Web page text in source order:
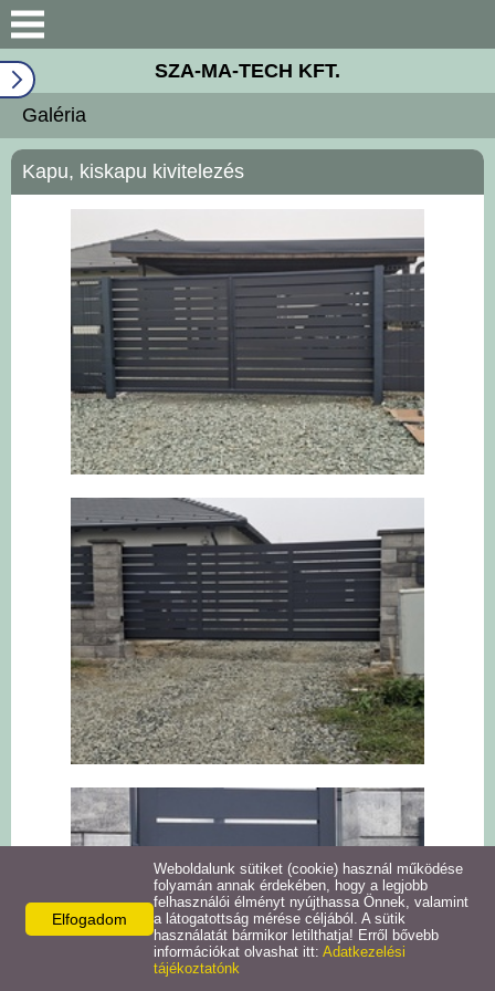
Bemutatkozás
Wind system
Géppark
ISO 9001
Széchenyi 2020
Galéria
Elérhetőségek
SZA-MA-TECH KFT.
Galéria
Kapu, kiskapu kivitelezés
Elfogadom
Weboldalunk sütiket (cookie) használ működése
folyamán annak érdekében, hogy a legjobb
felhasználói élményt nyújthassa Önnek, valamint
a látogatottság mérése céljából. A sütik
használatát bármikor letilthatja! Erről bővebb
információkat olvashat itt: Adatkezelési
tájékoztatónk